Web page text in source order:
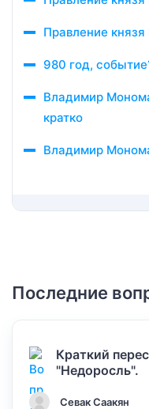
Правление
980 год,
Владимир
кратко
Владимир
Последние
Краткий
"Недоросль".
Севак Саакян